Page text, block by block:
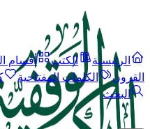
الرئيسية الكتب أقسام
القرون
الكلمات المفتاحية
البحث